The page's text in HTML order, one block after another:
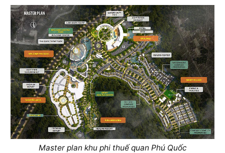
Master plan khu phi thuế quan Phú Quốc